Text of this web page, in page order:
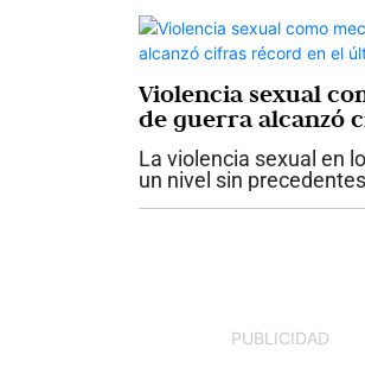
Violencia sexual
de guerra alcanzó
el último año
La violencia sexual en
un nivel sin
acuerdo con el más
PUBLICIDAD